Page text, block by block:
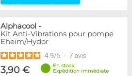
Alphacool -
Kit Anti-Vibrations pour pompe
Eheim/Hydor
4.9/5 - 7 avis
3,90 €
En stock
Expédition immédiate